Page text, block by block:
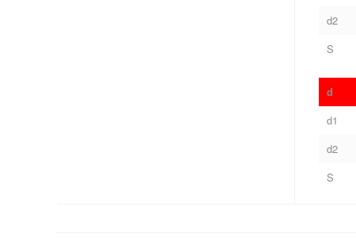
d2
S
d
d1
d2
S